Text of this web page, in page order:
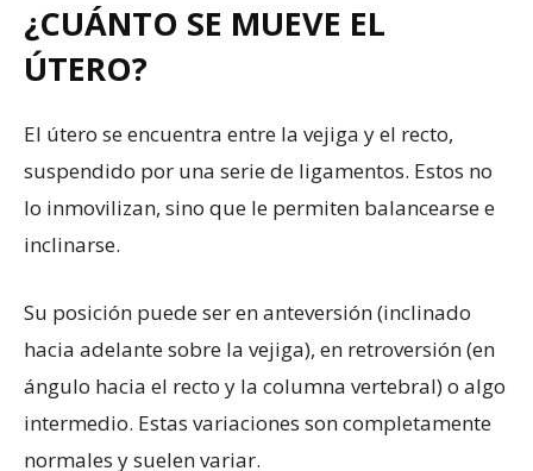
¿CUÁNTO SE MUEVE EL
ÚTERO?
El útero se encuentra entre la vejiga y el recto,
suspendido por una serie de ligamentos. Estos no
lo inmovilizan, sino que le permiten balancearse e
inclinarse.
Su posición puede ser en anteversión (inclinado
hacia adelante sobre la vejiga), en retroversión (en
ángulo hacia el recto y la columna vertebral) o algo
intermedio. Estas variaciones son completamente
normales y suelen variar.